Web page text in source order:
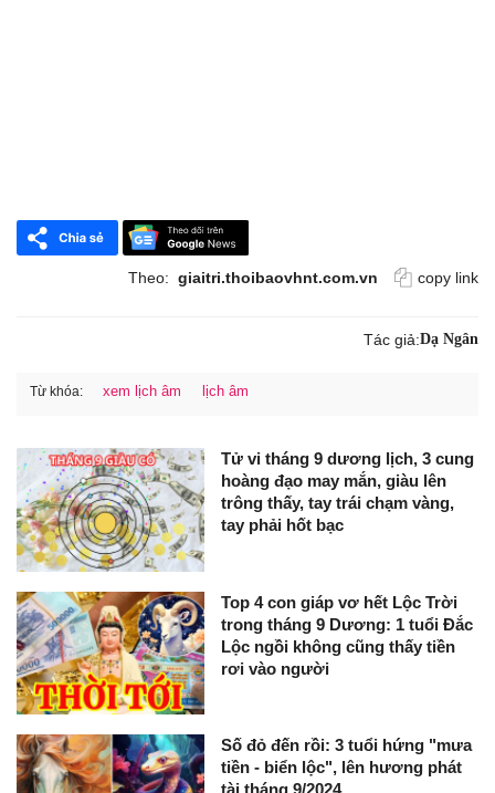
Theo: giaitri.thoibaovhnt.com.vn copy link
Tác giả:Dạ Ngân
Từ khóa: xem lịch âm lịch âm
Tử vi tháng 9 dương lịch, 3 cung
hoàng đạo may mắn, giàu lên
trông thấy, tay trái chạm vàng,
tay phải hốt bạc
Top 4 con giáp vơ hết Lộc Trời
trong tháng 9 Dương: 1 tuổi Đắc
Lộc ngồi không cũng thấy tiền
rơi vào người
Số đỏ đến rồi: 3 tuổi hứng "mưa
tiền - biển lộc", lên hương phát